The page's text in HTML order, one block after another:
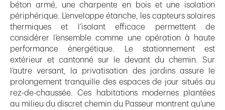
béton armé, une charpente en bois et une isolation
périphérique. L’enveloppe étanche, les capteurs solaires
thermiques et l’isolant efficace permettent de
considérer l’ensemble comme une opération à haute
performance énergétique. Le stationnement est
extérieur et cantonné sur le devant du chemin. Sur
l’autre versant, la privatisation des jardins assure le
prolongement tranquille des espaces de jour situés au
rez-de-chaussée. Ces habitations modernes plantées
au milieu du discret chemin du Passeur montrent qu’une